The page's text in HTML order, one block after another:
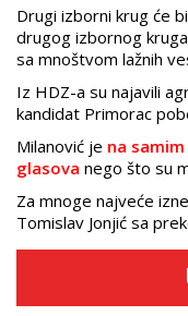
Drugi izborni krug će
drugog izbornog
sa mnoštvom lažnih
Iz HDZ-a su najavili
kandidat Primorac
Milanović je na
glasova nego što su
Za mnoge najveće
Tomislav Jonjić sa